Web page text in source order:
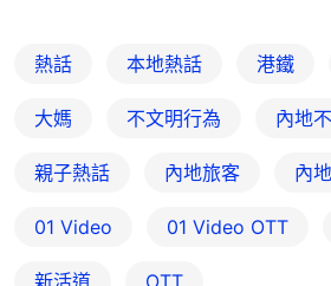
熱話 本地熱話 港鐵
大媽 不文明行為 內地
親子熱話 內地旅客 內
01 Video 01‌ ‌Video‌ ‌OTT
新活道 OTT